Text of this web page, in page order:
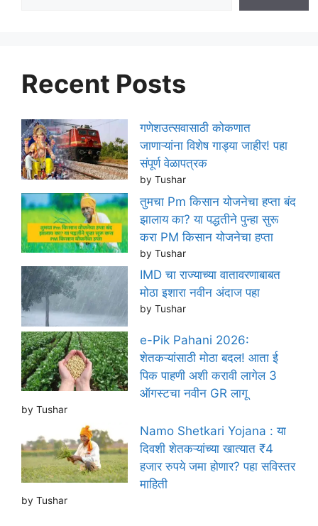
Recent Posts
गणेशउत्सवासाठी कोकणात
जाणाऱ्यांना विशेष गाड्या जाहीर! पहा
संपूर्ण वेळापत्रक
by Tushar
तुमचा Pm किसान योजनेचा हप्ता बंद
झालाय का? या पद्धतीने पुन्हा सुरू
करा PM किसान योजनेचा हप्ता
by Tushar
IMD चा राज्याच्या वातावरणाबाबत
मोठा इशारा नवीन अंदाज पहा
by Tushar
e-Pik Pahani 2026:
शेतकऱ्यांसाठी मोठा बदल! आता ई
पिक पाहणी अशी करावी लागेल 3
ऑगस्टचा नवीन GR लागू
by Tushar
Namo Shetkari Yojana : या
दिवशी शेतकऱ्यांच्या खात्यात ₹4
हजार रुपये जमा होणार? पहा सविस्तर
माहिती
by Tushar